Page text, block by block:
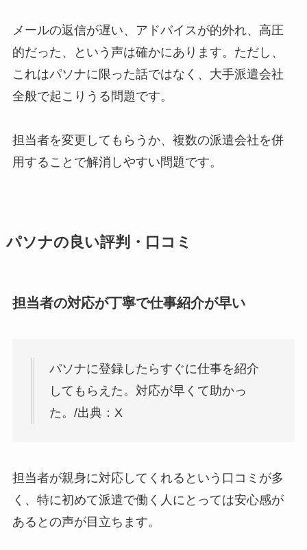
メールの返信が遅い、アドバイスが的外れ、高圧
的だった、という声は確かにあります。ただし、
これはパソナに限った話ではなく、大手派遣会社
全般で起こりうる問題です。
担当者を変更してもらうか、複数の派遣会社を併
用することで解消しやすい問題です。
パソナの良い評判・口コミ
担当者の対応が丁寧で仕事紹介が早い
パソナに登録したらすぐに仕事を紹介
してもらえた。対応が早くて助かっ
た。/出典：X
担当者が親身に対応してくれるという口コミが多
く、特に初めて派遣で働く人にとっては安心感が
あるとの声が目立ちます。